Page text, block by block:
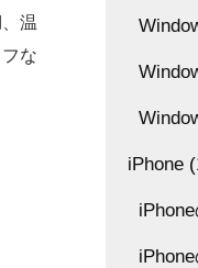
温
な
iPhone